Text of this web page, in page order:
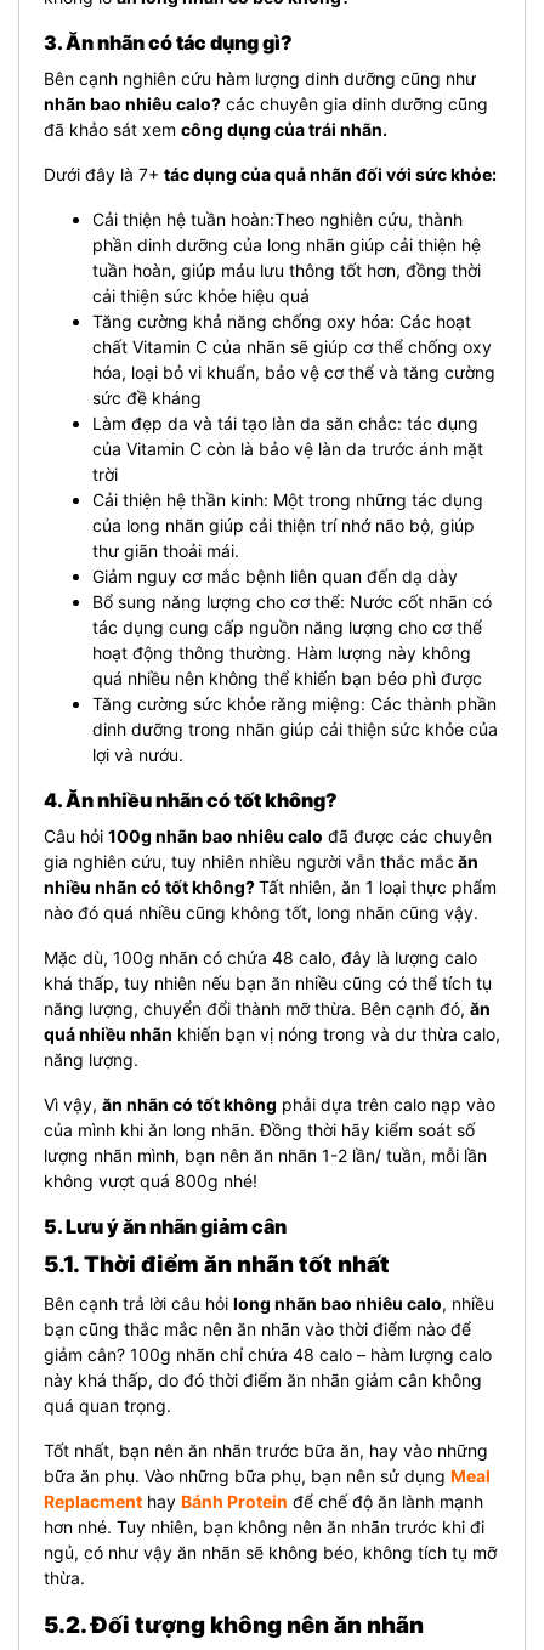
3. Ăn nhãn có tác dụng gì?
Bên cạnh nghiên cứu hàm lượng dinh dưỡng cũng như
nhãn bao nhiêu calo? các chuyên gia dinh dưỡng cũng
đã khảo sát xem công dụng của trái nhãn.
Dưới đây là 7+ tác dụng của quả nhãn đối với sức khỏe:
Cải thiện hệ tuần hoàn:Theo nghiên cứu, thành
phần dinh dưỡng của long nhãn giúp cải thiện hệ
tuần hoàn, giúp máu lưu thông tốt hơn, đồng thời
cải thiện sức khỏe hiệu quả
Tăng cường khả năng chống oxy hóa: Các hoạt
chất Vitamin C của nhãn sẽ giúp cơ thể chống oxy
hóa, loại bỏ vi khuẩn, bảo vệ cơ thể và tăng cường
sức đề kháng
Làm đẹp da và tái tạo làn da săn chắc: tác dụng
của Vitamin C còn là bảo vệ làn da trước ánh mặt
trời
Cải thiện hệ thần kinh: Một trong những tác dụng
của long nhãn giúp cải thiện trí nhớ não bộ, giúp
thư giãn thoải mái.
Giảm nguy cơ mắc bệnh liên quan đến dạ dày
Bổ sung năng lượng cho cơ thể: Nước cốt nhãn có
tác dụng cung cấp nguồn năng lượng cho cơ thể
hoạt động thông thường. Hàm lượng này không
quá nhiều nên không thể khiến bạn béo phì được
Tăng cường sức khỏe răng miệng: Các thành phần
dinh dưỡng trong nhãn giúp cải thiện sức khỏe của
lợi và nướu.
4. Ăn nhiều nhãn có tốt không?
Câu hỏi 100g nhãn bao nhiêu calo đã được các chuyên
gia nghiên cứu, tuy nhiên nhiều người vẫn thắc mắc ăn
nhiều nhãn có tốt không?Tất nhiên, ăn 1 loại thực phẩm
nào đó quá nhiều cũng không tốt, long nhãn cũng vậy.
Mặc dù, 100g nhãn có chứa 48 calo, đây là lượng calo
khá thấp, tuy nhiên nếu bạn ăn nhiều cũng có thể tích tụ
năng lượng, chuyển đổi thành mỡ thừa. Bên cạnh đó, ăn
quá nhiều nhãn khiến bạn vị nóng trong và dư thừa calo,
năng lượng.
Vì vậy, ăn nhãn có tốt không phải dựa trên calo nạp vào
của mình khi ăn long nhãn. Đồng thời hãy kiểm soát số
lượng nhãn mình, bạn nên ăn nhãn 1-2 lần/ tuần, mỗi lần
không vượt quá 800g nhé!
5. Lưu ý ăn nhãn giảm cân
5.1. Thời điểm ăn nhãn tốt nhất
Bên cạnh trả lời câu hỏi long nhãn bao nhiêu calo, nhiều
bạn cũng thắc mắc nên ăn nhãn vào thời điểm nào để
giảm cân? 100g nhãn chỉ chứa 48 calo – hàm lượng calo
này khá thấp, do đó thời điểm ăn nhãn giảm cân không
quá quan trọng.
Tốt nhất, bạn nên ăn nhãn trước bữa ăn, hay vào những
bữa ăn phụ. Vào những bữa phụ, bạn nên sử dụng Meal
Replacment hay Bánh Protein để chế độ ăn lành mạnh
hơn nhé. Tuy nhiên, bạn không nên ăn nhãn trước khi đi
ngủ, có như vậy ăn nhãn sẽ không béo, không tích tụ mỡ
thừa.
5.2. Đối tượng không nên ăn nhãn